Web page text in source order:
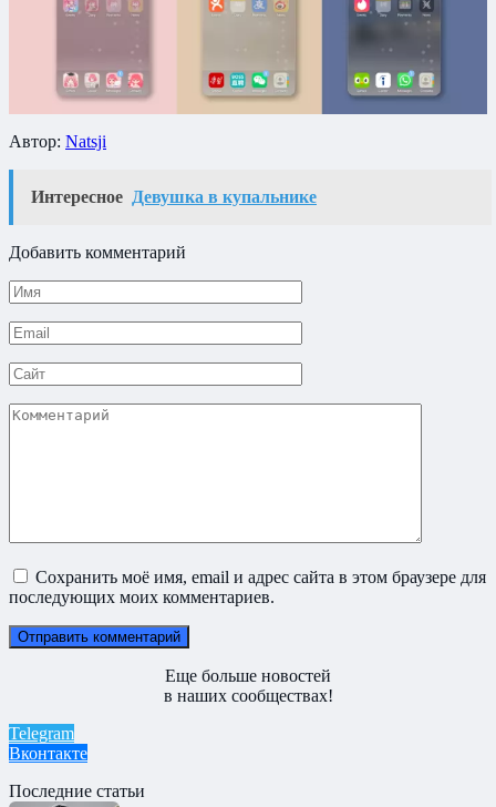
Автор: Natsji
Интересное Девушка в купальнике
Добавить комментарий
Имя
*
Email
*
Сайт
Комментарий
Сохранить моё имя, email и адрес сайта в этом браузере для
последующих моих комментариев.
Еще больше новостей
в наших сообществах!
Telegram
Вконтакте
Последние статьи